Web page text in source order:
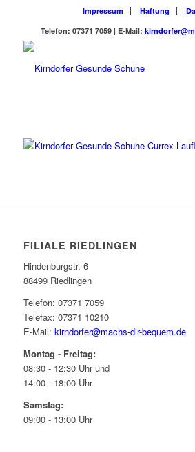
Impressum Haftung
Telefon: 07371 7059 | E-Mail:
FILIALE RIEDLINGEN
Hindenburgstr. 6
88499 Riedlingen
Telefon: 07371 7059
Telefax: 07371 10210
E-Mail: kirndorfer@machs-dir-bequem.de
Montag - Freitag:
08:30 - 12:30 Uhr und
14:00 - 18:00 Uhr
Samstag:
09:00 - 13:00 Uhr